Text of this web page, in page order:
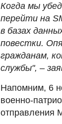
Когда мы
перейти на
в базах
повестки.
гражданам,
службы", –
Напомним, 6
военно-
отправления